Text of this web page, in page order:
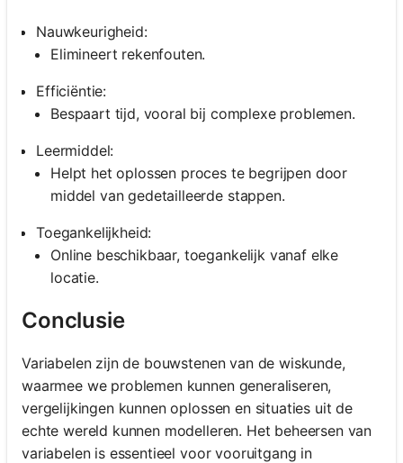
Nauwkeurigheid:
Elimineert rekenfouten.
Efficiëntie:
Bespaart tijd, vooral bij complexe problemen.
Leermiddel:
Helpt het oplossen proces te begrijpen door
middel van gedetailleerde stappen.
Toegankelijkheid:
Online beschikbaar, toegankelijk vanaf elke
locatie.
Conclusie
Variabelen zijn de bouwstenen van de wiskunde,
waarmee we problemen kunnen generaliseren,
vergelijkingen kunnen oplossen en situaties uit de
echte wereld kunnen modelleren. Het beheersen van
variabelen is essentieel voor vooruitgang in